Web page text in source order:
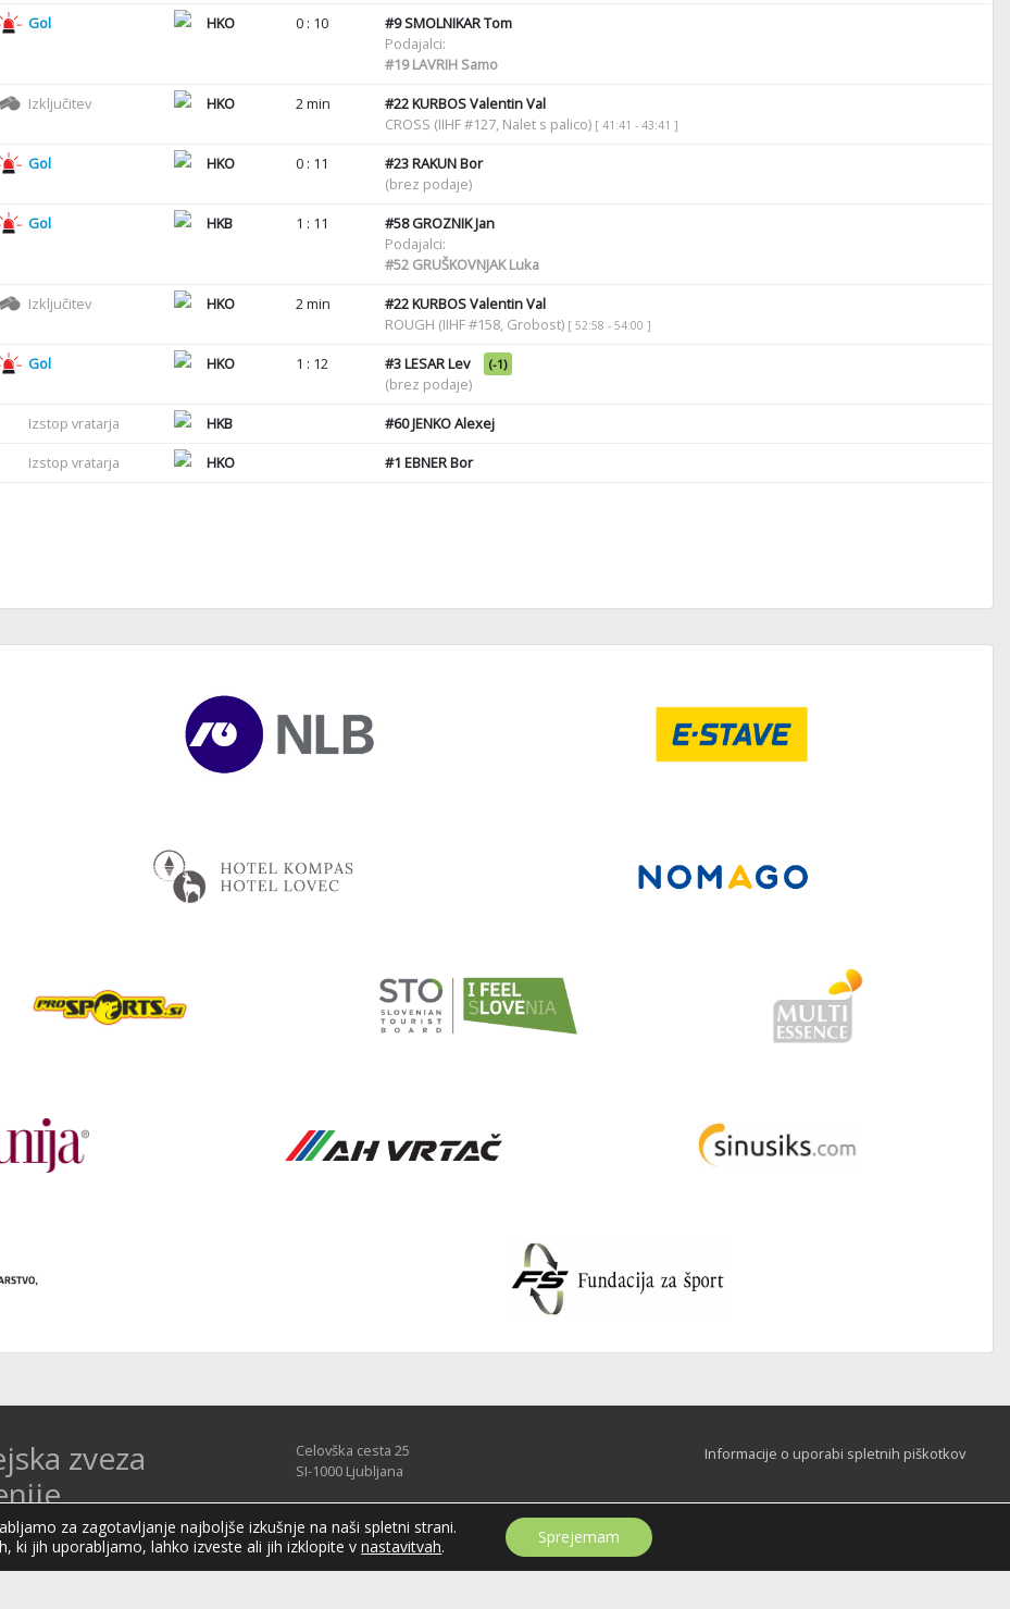
Gol HKO 0 : 10 #9SMOLNIKAR Tom
Podajalci:
#19LAVRIH Samo
Izključitev HKO 2 min #22KURBOS Valentin Val
CROSS (IIHF #127, Nalet s palico) [ 41:41 - 43:41 ]
Gol HKO 0 : 11 #23RAKUN Bor
(brez podaje)
Gol HKB 1 : 11 #58GROZNIK Jan
Podajalci:
#52GRUŠKOVNJAK Luka
Izključitev HKO 2 min #22KURBOS Valentin Val
ROUGH (IIHF #158, Grobost) [ 52:58 - 54:00 ]
Gol HKO 1 : 12 #3LESAR Lev (-1)
(brez podaje)
Izstop vratarja HKB #60JENKO Alexej
Izstop vratarja HKO #1 EBNER Bor
zveza
Slovenije (HZS) je krovna športna
na področju hokeja v Sloveniji.
v različnih domačih in
Celovška cesta 25
SI-1000 Ljubljana
Tel: +386 51 270 500
E-mail:hzs@hokejska-zveza.si
Informacije o uporabi spletnih piškotkov
za zagotavljanje najboljše izkušnje na naši spletni strani.
ki jih uporabljamo, lahko izveste ali jih izklopite vnastavitvah. Sprejemam